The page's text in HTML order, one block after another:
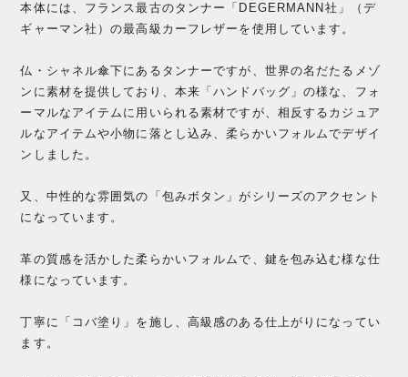
本体には、フランス最古のタンナー「DEGERMANN社」（デ
ギャーマン社）の最高級カーフレザーを使用しています。
仏・シャネル傘下にあるタンナーですが、世界の名だたるメゾ
ンに素材を提供しており、本来「ハンドバッグ」の様な、フォ
ーマルなアイテムに用いられる素材ですが、相反するカジュア
ルなアイテムや小物に落とし込み、柔らかいフォルムでデザイ
ンしました。
又、中性的な雰囲気の「包みボタン」がシリーズのアクセント
になっています。
革の質感を活かした柔らかいフォルムで、鍵を包み込む様な仕
様になっています。
丁寧に「コバ塗り」を施し、高級感のある仕上がりになってい
ます。